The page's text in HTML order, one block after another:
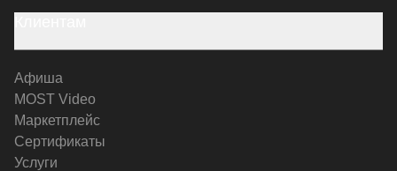
Афиша
MOST Video
Маркетплейс
Сертификаты
Услуги